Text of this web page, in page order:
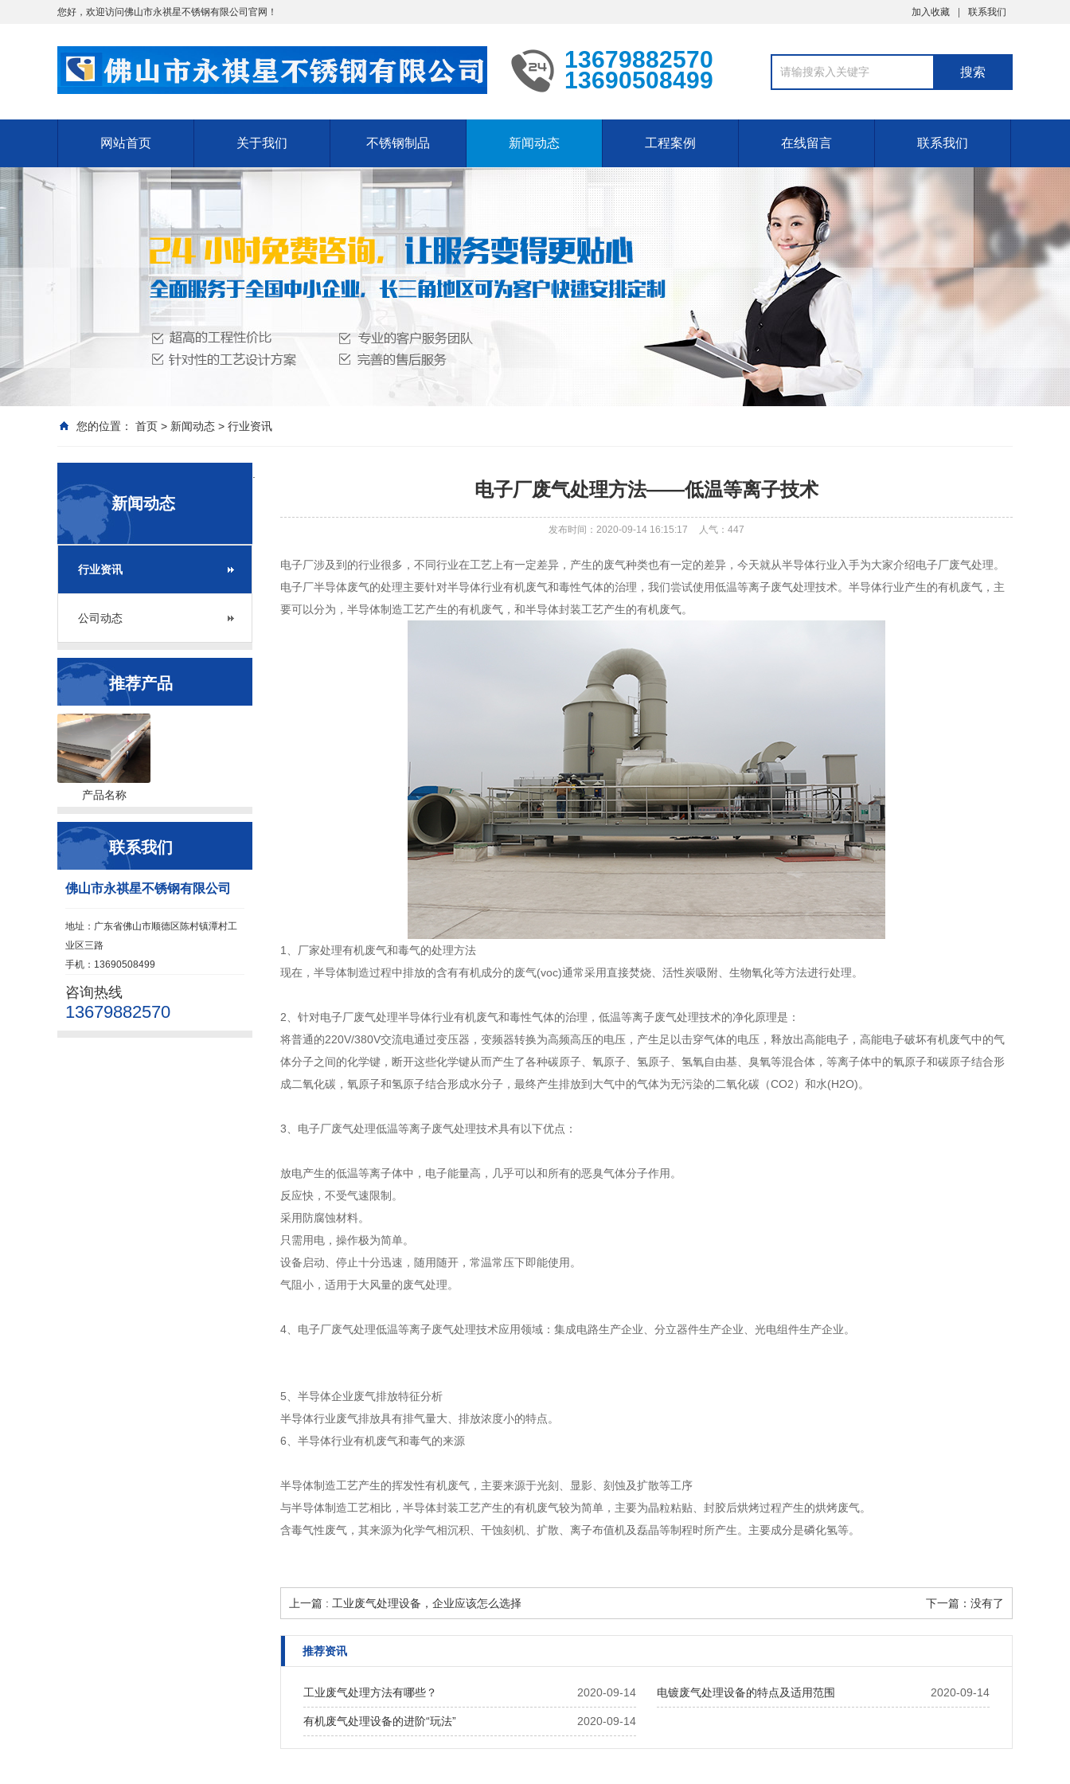
您好，欢迎访问佛山市永祺星不锈钢有限公司官网！ 加入收藏 联系我们
13679882570
13690508499
网站首页 关于我们 不锈钢制品 新闻动态 工程案例 在线留言 联系我们
您的位置： 首页 > 新闻动态 > 行业资讯
新闻动态
行业资讯
公司动态
推荐产品
产品名称
联系我们
佛山市永祺星不锈钢有限公司
地址：广东省佛山市顺德区陈村镇潭村工
业区三路
手机：13690508499
咨询热线
13679882570
电子厂废气处理方法——低温等离子技术
发布时间：2020-09-14 16:15:17 人气： 447
电子厂涉及到的行业很多，不同行业在工艺上有一定差异，产生的废气种类也有一定的差异，今天就从半导体行业入手为大家介绍电子厂废气处理。
电子厂半导体废气的处理主要针对半导体行业有机废气和毒性气体的治理，我们尝试使用低温等离子废气处理技术。半导体行业产生的有机废气，主
要可以分为，半导体制造工艺产生的有机废气，和半导体封装工艺产生的有机废气。
1、厂家处理有机废气和毒气的处理方法
现在，半导体制造过程中排放的含有有机成分的废气(voc)通常采用直接焚烧、活性炭吸附、生物氧化等方法进行处理。
2、针对电子厂废气处理半导体行业有机废气和毒性气体的治理，低温等离子废气处理技术的净化原理是：
将普通的220V/380V交流电通过变压器，变频器转换为高频高压的电压，产生足以击穿气体的电压，释放出高能电子，高能电子破坏有机废气中的气
体分子之间的化学键，断开这些化学键从而产生了各种碳原子、氧原子、氢原子、氢氧自由基、臭氧等混合体，等离子体中的氧原子和碳原子结合形
成二氧化碳，氧原子和氢原子结合形成水分子，最终产生排放到大气中的气体为无污染的二氧化碳（CO2）和水(H2O)。
3、电子厂废气处理低温等离子废气处理技术具有以下优点：
放电产生的低温等离子体中，电子能量高，几乎可以和所有的恶臭气体分子作用。
反应快，不受气速限制。
采用防腐蚀材料。
只需用电，操作极为简单。
设备启动、停止十分迅速，随用随开，常温常压下即能使用。
气阻小，适用于大风量的废气处理。
4、电子厂废气处理低温等离子废气处理技术应用领域：集成电路生产企业、分立器件生产企业、光电组件生产企业。
5、半导体企业废气排放特征分析
半导体行业废气排放具有排气量大、排放浓度小的特点。
6、半导体行业有机废气和毒气的来源
半导体制造工艺产生的挥发性有机废气，主要来源于光刻、显影、刻蚀及扩散等工序
与半导体制造工艺相比，半导体封装工艺产生的有机废气较为简单，主要为晶粒粘贴、封胶后烘烤过程产生的烘烤废气。
含毒气性废气，其来源为化学气相沉积、干蚀刻机、扩散、离子布值机及磊晶等制程时所产生。主要成分是磷化氢等。
上一篇 : 工业废气处理设备，企业应该怎么选择 下一篇：没有了
推荐资讯
2020-09-14
工业废气处理方法有哪些？ 2020-09-14
电镀废气处理设备的特点及适用范围
2020-09-14
有机废气处理设备的进阶“玩法”